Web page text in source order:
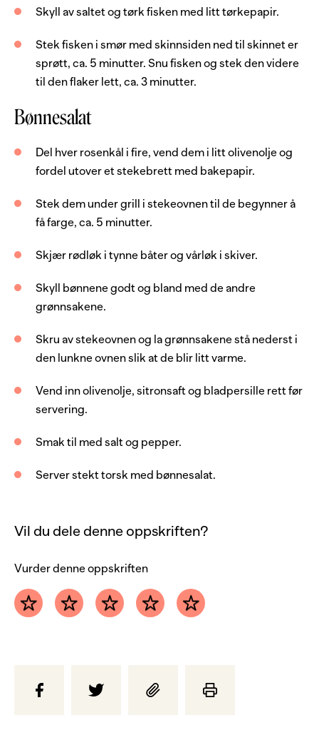
2 ss smør
Bønnesalat
100 g
rosenkål
olivenolje
hvite bønner, hermetiske
1
sitron
1 dl
bladpersille, frisk
0.5
0.25 ts
pepper
Skyll av saltet og tørk fisken med litt tørkepapir.
Stek fisken i smør med skinnsiden ned til skinnet er
sprøtt, ca. 5 minutter. Snu fisken og stek den videre
til den flaker lett, ca. 3 minutter.
Bønnesalat
Del hver rosenkål i fire, vend dem i litt olivenolje og
fordel utover et stekebrett med bakepapir.
Stek dem under grill i stekeovnen til de begynner å
få farge, ca. 5 minutter.
Skjær rødløk i tynne båter og vårløk i skiver.
Skyll bønnene godt og bland med de andre
grønnsakene.
Skru av stekeovnen og la grønnsakene stå nederst i
den lunkne ovnen slik at de blir litt varme.
Vend inn olivenolje, sitronsaft og bladpersille rett før
servering.
Smak til med salt og pepper.
Server stekt torsk med bønnesalat.
Vil du dele denne oppskriften?
Vurder denne oppskriften